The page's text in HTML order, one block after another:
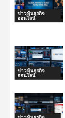
ข่าวหุ้นธุรกิจ
ออนไลน์
ข่าวหุ้นธุรกิจ
ออนไลน์